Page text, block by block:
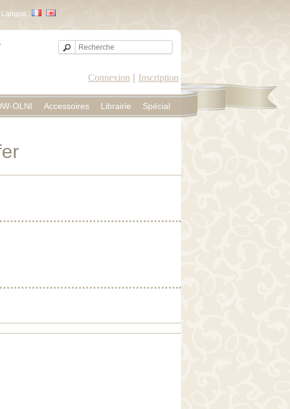
Langue :
Connexion | Inscription
OLNI Accessoires Librairie Spécial